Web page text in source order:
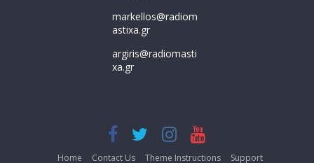
markellos@radiom
astixa.gr
argiris@radiomasti
xa.gr
Home Contact Us Theme Instructions Support